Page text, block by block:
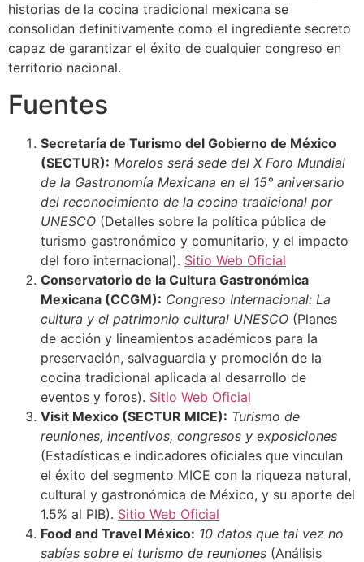
historias de la cocina tradicional mexicana se
consolidan definitivamente como el ingrediente secreto
capaz de garantizar el éxito de cualquier congreso en
territorio nacional.
Fuentes
Secretaría de Turismo del Gobierno de México
(SECTUR): Morelos será sede del X Foro Mundial
de la Gastronomía Mexicana en el 15° aniversario
del reconocimiento de la cocina tradicional por
UNESCO (Detalles sobre la política pública de
turismo gastronómico y comunitario, y el impacto
del foro internacional). Sitio Web Oficial
Conservatorio de la Cultura Gastronómica
Mexicana (CCGM): Congreso Internacional: La
cultura y el patrimonio cultural UNESCO (Planes
de acción y lineamientos académicos para la
preservación, salvaguardia y promoción de la
cocina tradicional aplicada al desarrollo de
eventos y foros). Sitio Web Oficial
Visit Mexico (SECTUR MICE): Turismo de
reuniones, incentivos, congresos y exposiciones
(Estadísticas e indicadores oficiales que vinculan
el éxito del segmento MICE con la riqueza natural,
cultural y gastronómica de México, y su aporte del
1.5% al PIB). Sitio Web Oficial
Food and Travel México: 10 datos que tal vez no
sabías sobre el turismo de reuniones (Análisis